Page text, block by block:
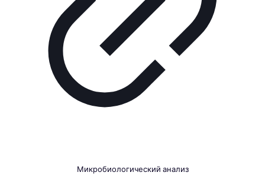
Микробиологический анализ